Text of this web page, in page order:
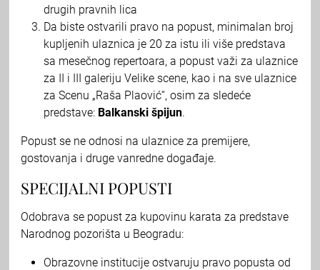
drugih pravnih lica
Da biste ostvarili pravo na popust, minimalan broj
kupljenih ulaznica je 20 za istu ili više predstava
sa mesečnog repertoara, a popust važi za ulaznice
za II i III galeriju Velike scene, kao i na sve ulaznice
za Scenu „Raša Plaović“, osim za sledeće
predstave: Balkanski špijun.
Popust se ne odnosi na ulaznice za premijere,
gostovanja i druge vanredne događaje.
SPECIJALNI POPUSTI
Odobrava se popust za kupovinu karata za predstave
Narodnog pozorišta u Beogradu:
Obrazovne institucije ostvaruju pravo popusta od